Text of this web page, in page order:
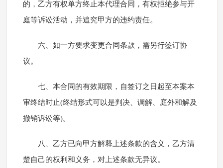
的，乙方有权单方终止本代理合同，有权拒绝参与开
庭等诉讼活动，并追究甲方的违约责任。
六、如一方要求变更合同条款，需另行签订协
议。
七、本合同的有效期限，自签订之日起至本案本
审终结时止(终结形式可以是判决、调解、庭外和解及
撤销诉讼等)。
八、乙方已向甲方解释上述条款的含义，乙方清
楚自己的权利和义务，对上述条款无异议。